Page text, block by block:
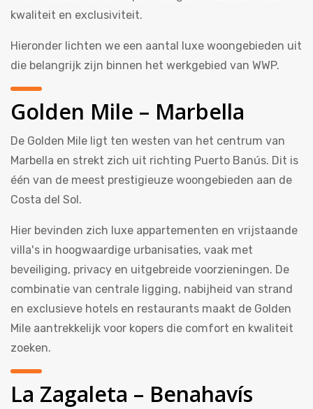
kwaliteit en exclusiviteit.
Hieronder lichten we een aantal luxe woongebieden uit
die belangrijk zijn binnen het werkgebied van WWP.
Golden Mile – Marbella
De Golden Mile ligt ten westen van het centrum van
Marbella en strekt zich uit richting Puerto Banús. Dit is
één van de meest prestigieuze woongebieden aan de
Costa del Sol.
Hier bevinden zich luxe appartementen en vrijstaande
villa's in hoogwaardige urbanisaties, vaak met
beveiliging, privacy en uitgebreide voorzieningen. De
combinatie van centrale ligging, nabijheid van strand
en exclusieve hotels en restaurants maakt de Golden
Mile aantrekkelijk voor kopers die comfort en kwaliteit
zoeken.
La Zagaleta – Benahavís